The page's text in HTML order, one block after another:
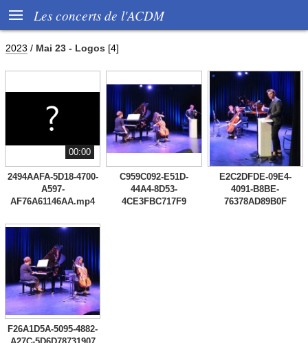
 Les concerts de l'ACDM
2023 / Mai 23 - Logos [4]
00:00
2494AAFA-5D18-4700-
A597-
AF76A61146AA.mp4
C959C092-E51D-
44A4-8D53-
4CE3FBC717F9
E2C2DFDE-09E4-
4091-B8BE-
76378AD89B0F
F26A1D5A-5095-4882-